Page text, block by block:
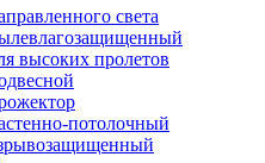
света
высоких пролетов
потолочный